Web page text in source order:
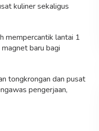
kuliner sekaligus
mempercantik lantai 1
baru bagi
tongkrongan dan pusat
pengerjaan,